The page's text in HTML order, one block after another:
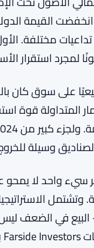
صناديق بيتكوين
مليار دولار في إجمالي
القيمة
استقرار
على سوق كان
قوة